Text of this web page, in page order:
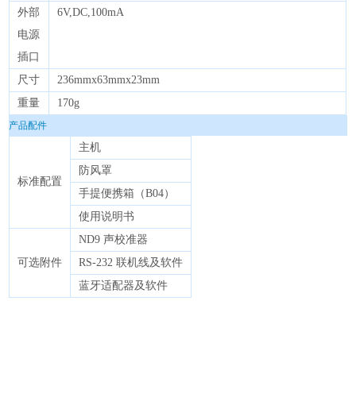
外部
电源
插口
6V,DC,100mA
尺寸
236mmx63mmx23mm
重量
170g
产品配件
标准配置
主机
防风罩
手提便携箱（B04）
使用说明书
可选附件
ND9 声校准器
RS-232 联机线及软件
蓝牙适配器及软件